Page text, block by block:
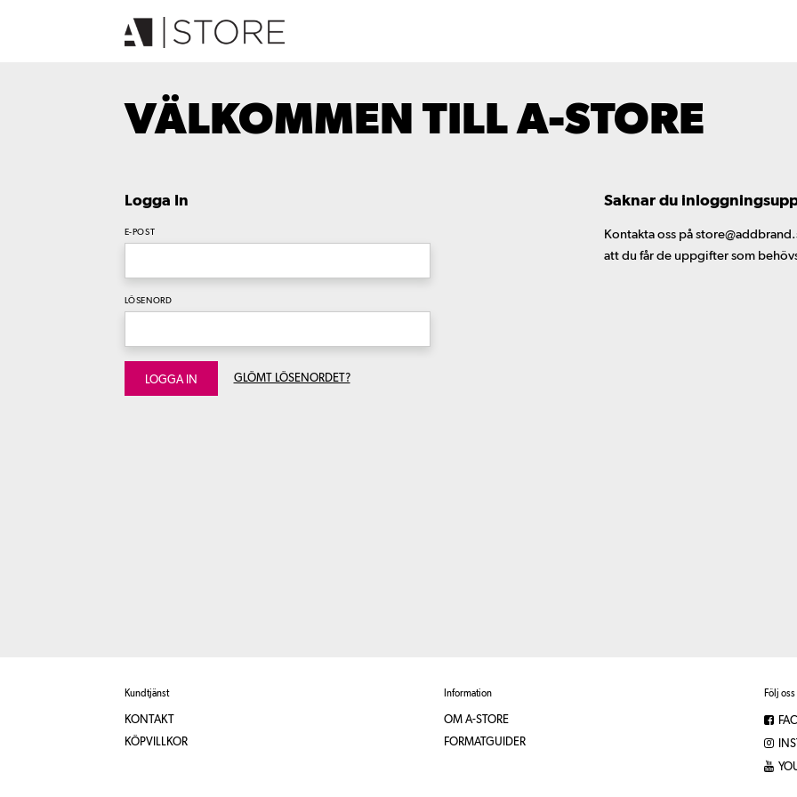
VÄLKOMMEN TILL A-STORE
Logga In
E-POST
LÖSENORD
LOGGA IN GLÖMT LÖSENORDET?
Saknar du
Kontakta oss på
att du får de uppgifter som
Kundtjänst
KONTAKT
KÖPVILLKOR
Information
OM A-STORE
FORMATGUIDER
Följ oss